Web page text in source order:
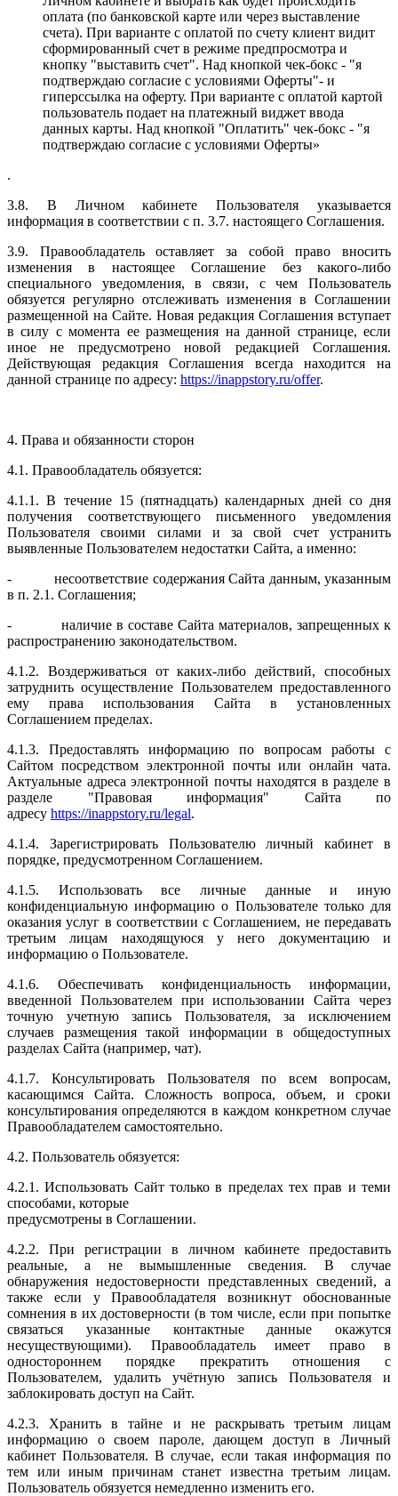
оплата (по банковской карте или через выставление
счета). При варианте с оплатой по счету клиент видит
сформированный счет в режиме предпросмотра и
кнопку "выставить счет". Над кнопкой чек-бокс - "я
подтверждаю согласие с условиями Оферты"- и
гиперссылка на оферту. При варианте с оплатой картой
пользователь подает на платежный виджет ввода
данных карты. Над кнопкой "Оплатить" чек-бокс - "я
подтверждаю согласие с условиями Оферты»
.
3.8. В Личном кабинете Пользователя указывается
информация в соответствии с п. 3.7. настоящего Соглашения.
3.9. Правообладатель оставляет за собой право вносить
изменения в настоящее Соглашение без какого-либо
специального уведомления, в связи, с чем Пользователь
обязуется регулярно отслеживать изменения в Соглашении
размещенной на Сайте. Новая редакция Соглашения вступает
в силу с момента ее размещения на данной странице, если
иное не предусмотрено новой редакцией Соглашения.
Действующая редакция Соглашения всегда находится на
данной странице по адресу: https://inappstory.ru/offer.
4. Права и обязанности сторон
4.1. Правообладатель обязуется:
4.1.1. В течение 15 (пятнадцать) календарных дней со дня
получения соответствующего письменного уведомления
Пользователя своими силами и за свой счет устранить
выявленные Пользователем недостатки Сайта, а именно:
- несоответствие содержания Сайта данным, указанным
в п. 2.1. Соглашения;
- наличие в составе Сайта материалов, запрещенных к
распространению законодательством.
4.1.2. Воздерживаться от каких-либо действий, способных
затруднить осуществление Пользователем предоставленного
ему права использования Сайта в установленных
Соглашением пределах.
4.1.3. Предоставлять информацию по вопросам работы с
Сайтом посредством электронной почты или онлайн чата.
Актуальные адреса электронной почты находятся в разделе в
разделе "Правовая информация" Сайта по
адресу https://inappstory.ru/legal.
4.1.4. Зарегистрировать Пользователю личный кабинет в
порядке, предусмотренном Соглашением.
4.1.5. Использовать все личные данные и иную
конфиденциальную информацию о Пользователе только для
оказания услуг в соответствии с Соглашением, не передавать
третьим лицам находящуюся у него документацию и
информацию о Пользователе.
4.1.6. Обеспечивать конфиденциальность информации,
введенной Пользователем при использовании Сайта через
точную учетную запись Пользователя, за исключением
случаев размещения такой информации в общедоступных
разделах Сайта (например, чат).
4.1.7. Консультировать Пользователя по всем вопросам,
касающимся Сайта. Сложность вопроса, объем, и сроки
консультирования определяются в каждом конкретном случае
Правообладателем самостоятельно.
4.2. Пользователь обязуется:
4.2.1. Использовать Сайт только в пределах тех прав и теми
способами, которые
предусмотрены в Соглашении.
4.2.2. При регистрации в личном кабинете предоставить
реальные, а не вымышленные сведения. В случае
обнаружения недостоверности представленных сведений, а
также если у Правообладателя возникнут обоснованные
сомнения в их достоверности (в том числе, если при попытке
связаться указанные контактные данные окажутся
несуществующими). Правообладатель имеет право в
одностороннем порядке прекратить отношения с
Пользователем, удалить учётную запись Пользователя и
заблокировать доступ на Сайт.
4.2.3. Хранить в тайне и не раскрывать третьим лицам
информацию о своем пароле, дающем доступ в Личный
кабинет Пользователя. В случае, если такая информация по
тем или иным причинам станет известна третьим лицам.
Пользователь обязуется немедленно изменить его.